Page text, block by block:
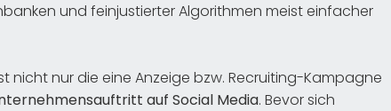
und feinjustierter Algorithmen meist einfacher
nicht nur die eine Anzeige bzw. Recruiting-Kampagne
auf Social Media. Bevor sich